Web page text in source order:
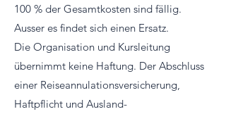
100 % der Gesamtkosten sind fällig.
Ausser es findet sich einen Ersatz.
Die Organisation und Kursleitung
übernimmt keine Haftung. Der Abschluss
einer Reiseannulationsversicherung,
Haftpflicht und Ausland-